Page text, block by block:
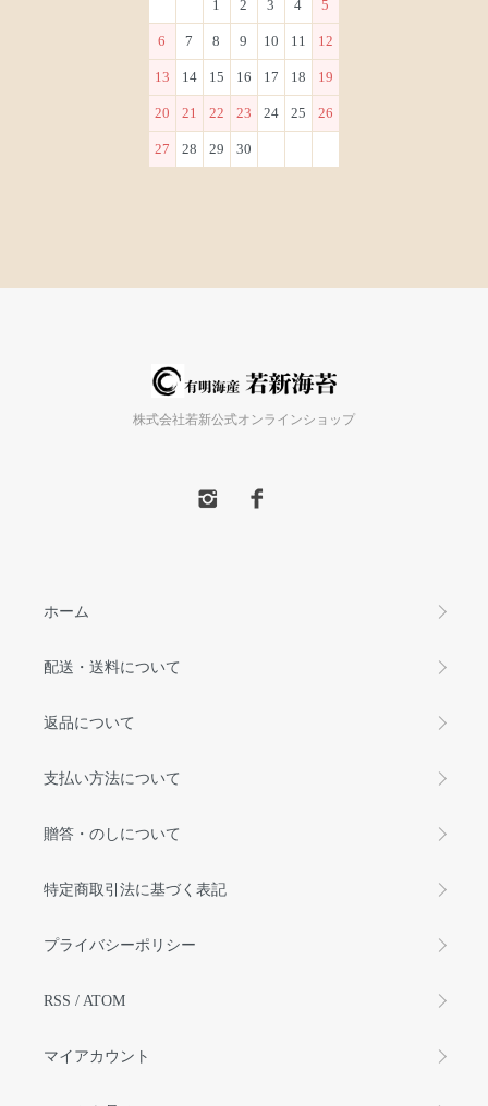
1 2 3 4 5
6 7 8 9 10 11 12
13 14 15 16 17 18 19
20 21 22 23 24 25 26
27 28 29 30
株式会社若新公式オンラインショップ
ホーム
配送・送料について
返品について
支払い方法について
贈答・のしについて
特定商取引法に基づく表記
プライバシーポリシー
RSS / ATOM
マイアカウント